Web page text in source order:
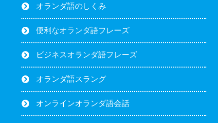
オランダ語のしくみ
便利なオランダ語フレーズ
ビジネスオランダ語フレーズ
オランダ語スラング
オンラインオランダ語会話